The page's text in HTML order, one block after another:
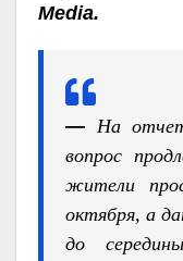
Media.
— На
вопрос
жители
октября, а
до